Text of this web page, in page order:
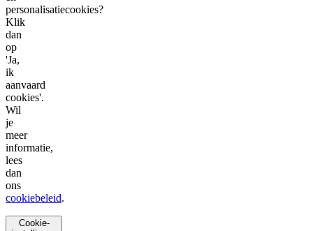
personalisatiecookies?
Klik
dan
op
'Ja,
ik
aanvaard
cookies'.
Wil
je
meer
informatie,
lees
dan
ons
cookiebeleid.
Cookie-